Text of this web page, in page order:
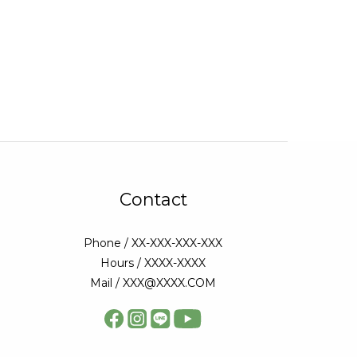
Contact
Phone / XX-XXX-XXX-XXX
Hours / XXXX-XXXX
Mail / XXX@XXXX.COM